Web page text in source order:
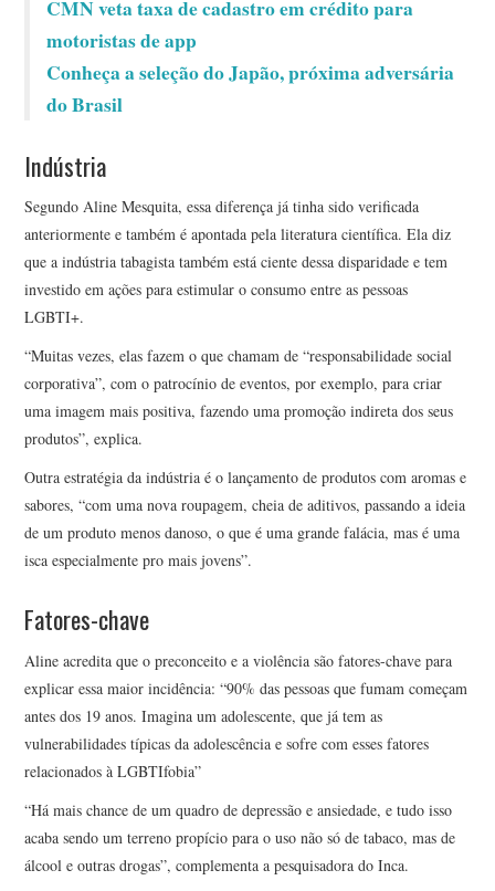
CMN veta taxa de cadastro em crédito para
motoristas de app
Conheça a seleção do Japão, próxima adversária
do Brasil
Indústria
Segundo Aline Mesquita, essa diferença já tinha sido verificada
anteriormente e também é apontada pela literatura científica. Ela diz
que a indústria tabagista também está ciente dessa disparidade e tem
investido em ações para estimular o consumo entre as pessoas
LGBTI+.
“Muitas vezes, elas fazem o que chamam de “responsabilidade social
corporativa”, com o patrocínio de eventos, por exemplo, para criar
uma imagem mais positiva, fazendo uma promoção indireta dos seus
produtos”, explica.
Outra estratégia da indústria é o lançamento de produtos com aromas e
sabores, “com uma nova roupagem, cheia de aditivos, passando a ideia
de um produto menos danoso, o que é uma grande falácia, mas é uma
isca especialmente pro mais jovens”.
Fatores-chave
Aline acredita que o preconceito e a violência são fatores-chave para
explicar essa maior incidência: “90% das pessoas que fumam começam
antes dos 19 anos. Imagina um adolescente, que já tem as
vulnerabilidades típicas da adolescência e sofre com esses fatores
relacionados à LGBTIfobia”
“Há mais chance de um quadro de depressão e ansiedade, e tudo isso
acaba sendo um terreno propício para o uso não só de tabaco, mas de
álcool e outras drogas”, complementa a pesquisadora do Inca.